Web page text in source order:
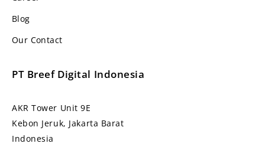
Blog
Our Contact
PT Breef Digital Indonesia
AKR Tower Unit 9E
Kebon Jeruk, Jakarta Barat
Indonesia